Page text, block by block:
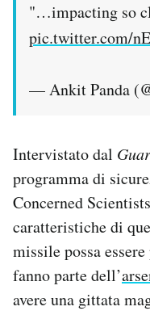
"…impacting so
pic.twitter.com/
— Ankit Panda
Intervistato dal
programma di
Concerned
caratteristiche di
missile possa
fanno parte dell’
avere una gittata